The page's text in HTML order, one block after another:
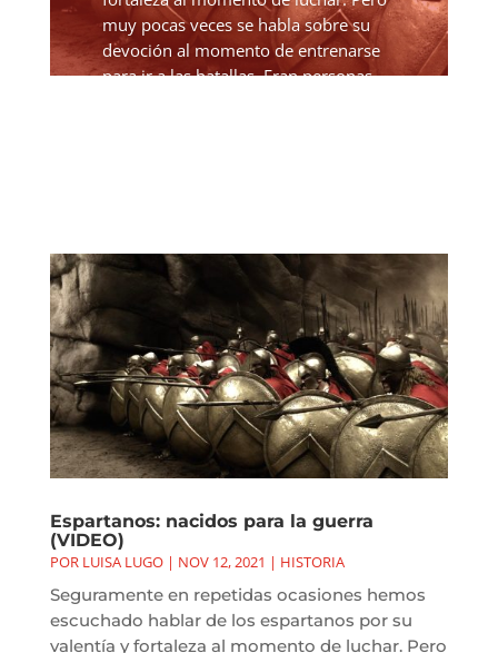
muy pocas veces se habla sobre su
devoción al momento de entrenarse
para ir a las batallas. Eran personas...
Espartanos: nacidos para la guerra
(VIDEO)
POR LUISA LUGO| NOV 12, 2021 | HISTORIA
Seguramente en repetidas ocasiones hemos
escuchado hablar de los espartanos por su
valentía y fortaleza al momento de luchar. Pero